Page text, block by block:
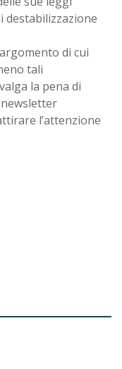
destabilizzazione
di cui
tali
la pena di
l’attenzione